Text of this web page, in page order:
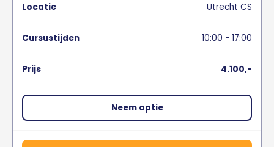
Utrecht CS
10:00 - 17:00
4.100,-
Neem optie